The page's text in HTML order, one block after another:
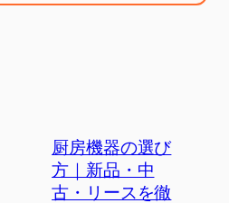
厨房機器の選び
方｜新品・中
古・リースを徹